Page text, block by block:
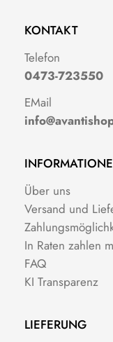
KONTAKT
Telefon
0473-723550
EMail
Über uns
Versand und
In Raten zahlen
FAQ
KI Transparenz
LIEFERUNG